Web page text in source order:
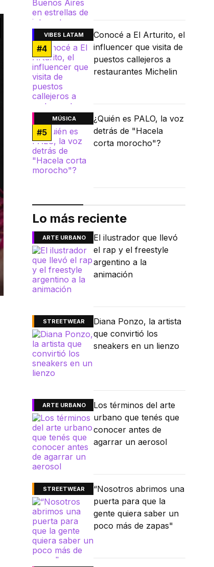
VIBES LATAM
#4
Conocé a El Arturito, el
influencer que visita de
puestos callejeros a
restaurantes Michelin
MÚSICA
#5
¿Quién es PALO, la voz
detrás de "Hacela
corta morocho"?
Lo más reciente
ARTE URBANO
El ilustrador que llevó
el rap y el freestyle
argentino a la
animación
STREETWEAR
Diana Ponzo, la artista
que convirtió los
sneakers en un lienzo
ARTE URBANO
Los términos del arte
urbano que tenés que
conocer antes de
agarrar un aerosol
STREETWEAR
“Nosotros abrimos una
puerta para que la
gente quiera saber un
poco más de zapas"